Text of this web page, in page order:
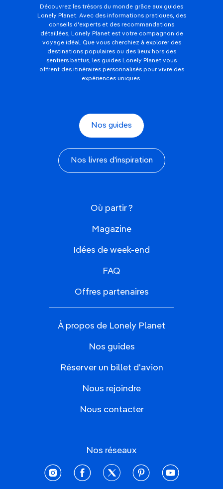
Découvrez les trésors du monde grâce aux guides
Lonely Planet. Avec des informations pratiques, des
conseils d'experts et des recommandations
détaillées, Lonely Planet est votre compagnon de
voyage idéal. Que vous cherchiez à explorer des
destinations populaires ou des lieux hors des
sentiers battus, les guides Lonely Planet vous
offrent des itinéraires personnalisés pour vivre des
expériences uniques.
Nos guides
Nos livres d'inspiration
Où partir ?
Magazine
Idées de week-end
FAQ
Offres partenaires
À propos de Lonely Planet
Nos guides
Réserver un billet d'avion
Nous rejoindre
Nous contacter
Nos réseaux
instagramfacebooktwitter pinterestyoutube